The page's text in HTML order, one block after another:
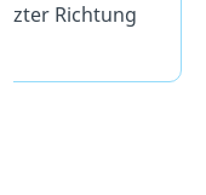
Richtung